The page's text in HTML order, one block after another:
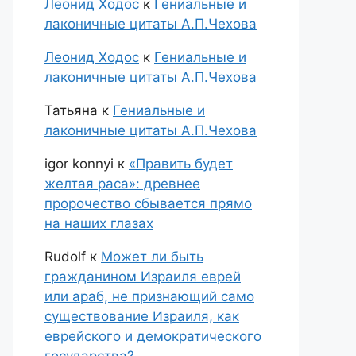
Леонид Ходос к Гениальные и
лаконичные цитаты А.П.Чехова
Леонид Ходос к Гениальные и
лаконичные цитаты А.П.Чехова
Татьяна к Гениальные и
лаконичные цитаты А.П.Чехова
igor konnyi к «Править будет
желтая раса»: древнее
пророчество сбывается прямо
на наших глазах
Rudolf к Может ли быть
гражданином Израиля еврей
или араб, не признающий само
существование Израиля, как
еврейского и демократического